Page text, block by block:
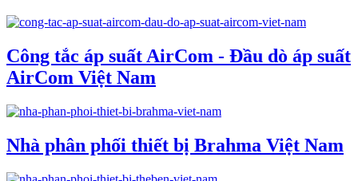
Công tắc áp suất AirCom - Đầu dò áp suất
AirCom Việt Nam
Nhà phân phối thiết bị Brahma Việt Nam